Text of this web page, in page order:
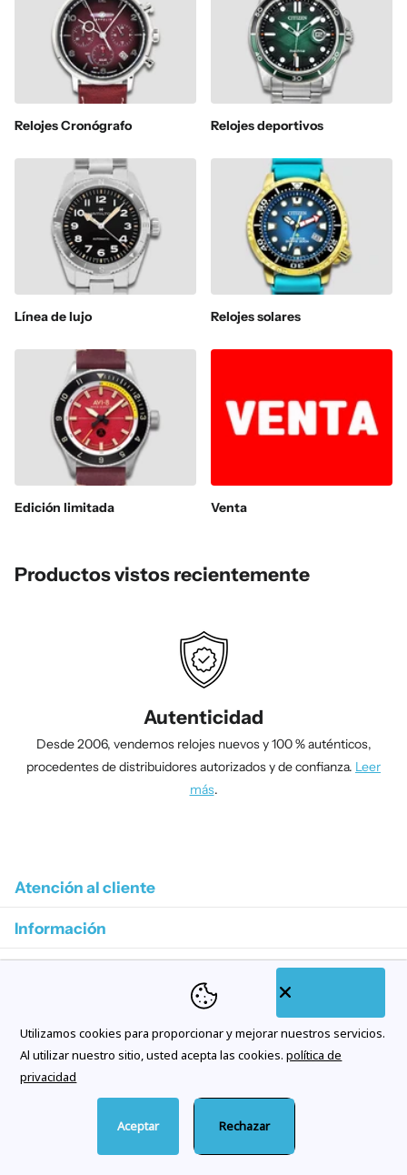
Relojes Cronógrafo Relojes deportivos
Línea de lujo Relojes solares
Edición limitada Venta
Productos vistos recientemente
Autenticidad
Desde 2006, vendemos relojes nuevos y 100 % auténticos,
procedentes de distribuidores autorizados y de confianza. Leer
más.
Atención al cliente
Información
Suscríbase a nuestros correos electrónicos
©2026Citywatches.es
Utilizamos cookies para proporcionar y mejorar nuestros servicios.
Al utilizar nuestro sitio, usted acepta las cookies. política de
privacidad
Aceptar Rechazar